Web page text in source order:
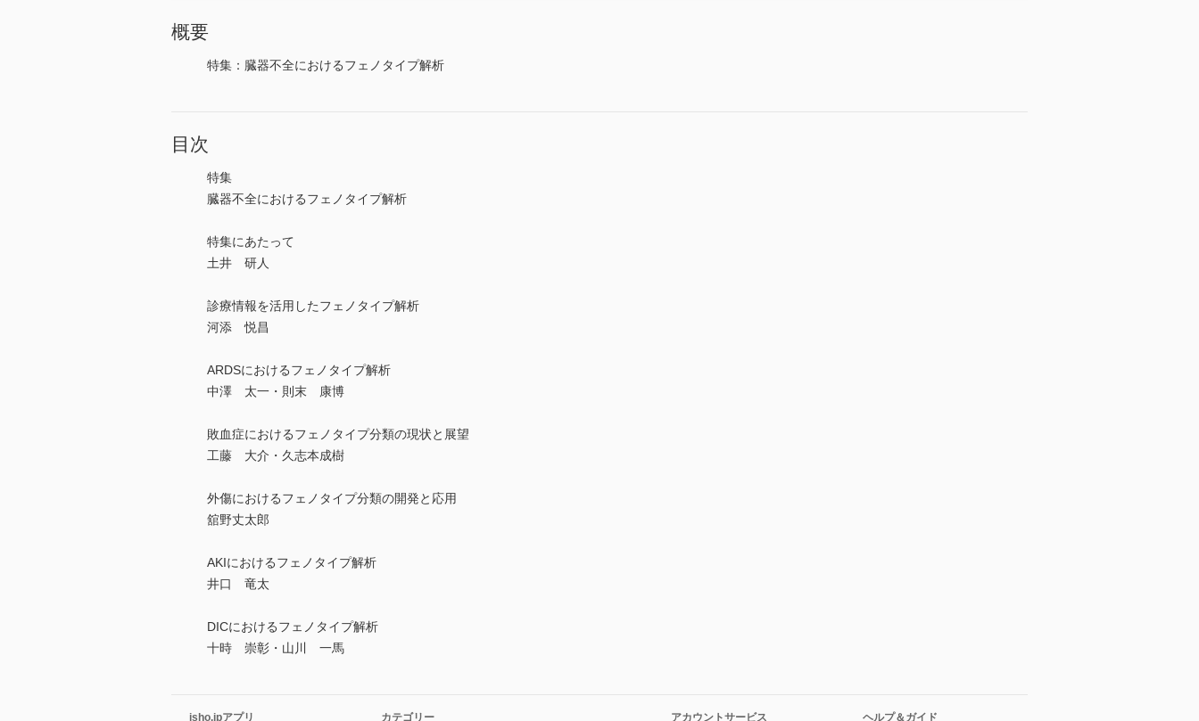
概要
特集：臓器不全におけるフェノタイプ解析
目次
特集
臓器不全におけるフェノタイプ解析
特集にあたって
土井 研人
診療情報を活用したフェノタイプ解析
河添 悦昌
ARDSにおけるフェノタイプ解析
中澤 太一・則末 康博
敗血症におけるフェノタイプ分類の現状と展望
工藤 大介・久志本成樹
外傷におけるフェノタイプ分類の開発と応用
舘野丈太郎
AKIにおけるフェノタイプ解析
井口 竜太
DICにおけるフェノタイプ解析
十時 崇彰・山川 一馬
isho.jpアプリ カテゴリー アカウントサービス ヘルプ＆ガイド